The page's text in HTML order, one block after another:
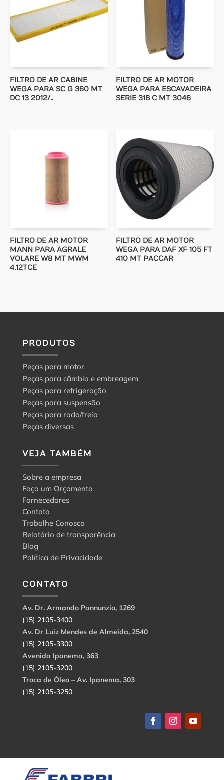
FILTRO DE AR CABINE
WEGA PARA SC G 360 MT
DC 13 2012/..
FILTRO DE AR MOTOR
WEGA PARA ESCAVADEIRA
SERIE 318 C MT 3046
FILTRO DE AR MOTOR
MANN PARA AGRALE
VOLARE W8 MT MWM
4.12TCE
FILTRO DE AR MOTOR
WEGA PARA DAF XF 105 FT
410 MT PACCAR
PRODUTOS
Peças para motor
Peças para câmbio e embreagem
Peças para refrigeração
Peças para suspensão
Peças para roda/freio
Peças diversas
VEJA TAMBÉM
Sobre a empresa
Faça um Orçamento
Fornecedores
Contato
Trabalhe Conosco
Relatório de transparência
Blog
Política de Privacidade
CONTATO
Av. Dr. Armando Pannunzio, 1269
(15) 2105-3400
Av. Dr Luiz Mendes de Almeida, 2540
(15) 2105-3300
Avenida Ipanema, 363
(15) 2105-3200
Troca de Óleo – Av. Ipanema, 303
(15) 2105-3250